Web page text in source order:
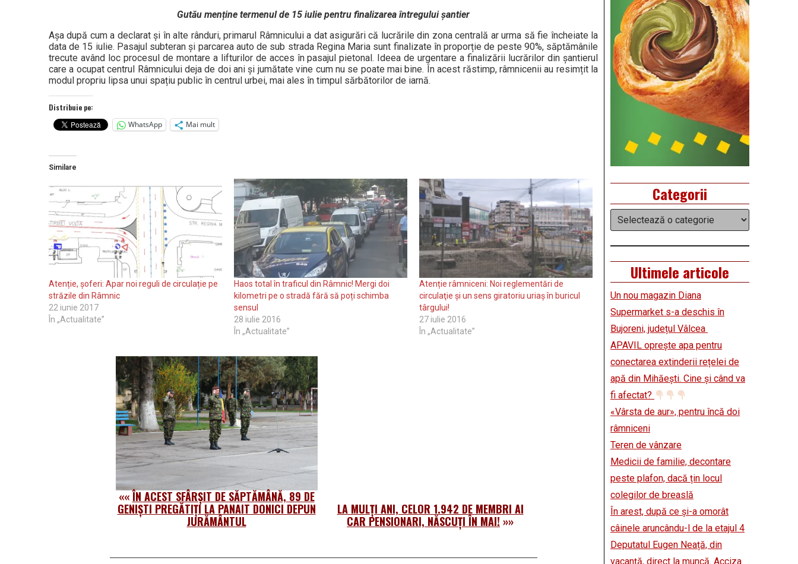
Gutău menține termenul de 15 iulie pentru finalizarea întregului șantier
Așa după cum a declarat și în alte rânduri, primarul Râmnicului a dat asigurări că lucrările din zona centrală ar urma să fie încheiate la
data de 15 iulie. Pasajul subteran și parcarea auto de sub strada Regina Maria sunt finalizate în proporție de peste 90%, săptămânile
trecute având loc procesul de montare a lifturilor de acces în pasajul pietonal. Ideea de urgentare a finalizării lucrărilor din șantierul
care a ocupat centrul Râmnicului deja de doi ani și jumătate vine cum nu se poate mai bine. În acest răstimp, râmnicenii au resimțit la
modul propriu lipsa unui spațiu public în centrul urbei, mai ales în timpul sărbătorilor de iarnă.
Distribuie pe:
WhatsApp
Mai mult
Similare
Atenție, șoferi: Apar noi reguli de circulație pe
străzile din Râmnic
22 iunie 2017
În „Actualitate”
Haos total în traficul din Râmnic! Mergi doi
kilometri pe o stradă fără să poți schimba
sensul
28 iulie 2016
În „Actualitate”
Atenție râmniceni: Noi reglementări de
circulaţie și un sens giratoriu uriaș în buricul
târgului!
27 iulie 2016
În „Actualitate”
««ÎN ACEST SFÂRȘIT DE SĂPTĂMÂNĂ, 89 DE
GENIȘTI PREGĂTIȚI LA PANAIT DONICI DEPUN
JURĂMÂNTUL
LA MULȚI ANI, CELOR 1.942 DE MEMBRI AI
CAR PENSIONARI, NĂSCUȚI ÎN MAI! »»
Categorii
Categorii
Ultimele articole
Un nou magazin Diana
Supermarket s-a deschis în
Bujoreni, județul Vâlcea
APAVIL oprește apa pentru
conectarea extinderii rețelei de
apă din Mihăești. Cine și când va
fi afectat?
«Vârsta de aur», pentru încă doi
râmniceni
Teren de vânzare
Medicii de familie, decontare
peste plafon, dacă țin locul
colegilor de breaslă
În arest, după ce și-a omorât
câinele aruncându-l de la etajul 4
Deputatul Eugen Neață, din
vacanță, direct la muncă. Acciza